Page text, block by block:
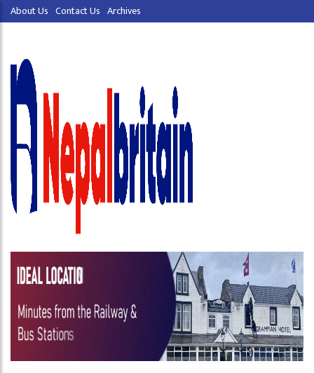
About Us Contact Us Archives